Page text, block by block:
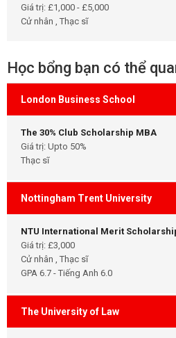
Giá trị: £1,000 - £5,000
Cử nhân , Thạc sĩ
Học bổng bạn có thể
London Business School
The 30% Club Scholarship MBA
Giá trị: Upto 50%
Thạc sĩ
Nottingham Trent University
NTU International Merit
Giá trị: £3,000
Cử nhân , Thạc sĩ
GPA 6.7 - Tiếng Anh 6.0
The University of Law